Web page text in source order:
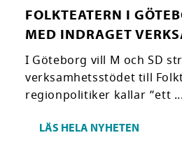
FOLKTEATERN I
MED INDRAGET
I Göteborg vill M och SD
verksamhetsstödet till
regionpolitiker kallar ”ett ...
LÄS HELA NYHETEN